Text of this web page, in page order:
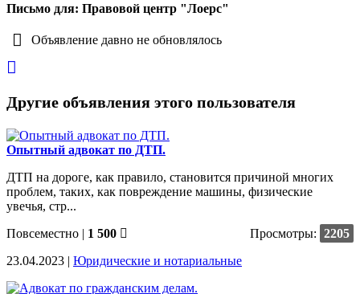
Письмо для: Правовой центр "Лоерс"
Объявление давно не обновлялось
Другие объявления этого пользователя
Опытный адвокат по ДТП.
ДТП на дороге, как правило, становится причиной многих
проблем, таких, как повреждение машины, физические
увечья, стр...
Повсеместно | 1 500 Просмотры: 2205
23.04.2023 | Юридические и нотариальные